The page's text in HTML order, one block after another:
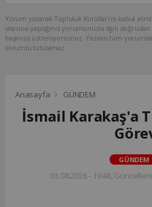
Yorum yazarak Topluluk Kuralları’nı kabul
sitesine yaptığınız yorumunuzla ilgili
başınıza üstleniyorsunuz. Yazılan tüm
sorumlu tutulamaz.
Anasayfa GÜNDEM
İsmail Karakaş'a
GÜNDEM
03.08.2026 - 19:48,